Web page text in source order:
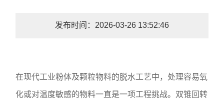
发布时间：2026-03-26 13:52:46
在现代工业粉体及颗粒物料的脱水工艺中，处理容易氧
化或对温度敏感的物料一直是一项工程挑战。双锥回转